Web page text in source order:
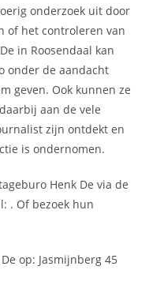
onderzoek uit door
of het controleren van
in Roosendaal kan
onder de aandacht
geven. Ook kunnen ze
aan de vele
zijn ontdekt en
is ondernomen.
Henk De via de
. Of bezoek hun
op: Jasmijnberg 45